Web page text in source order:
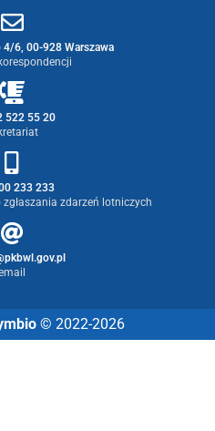
4/6, 00-928 Warszawa
522 55 20
233 233
zdarzeń lotniczych
© 2022-2026